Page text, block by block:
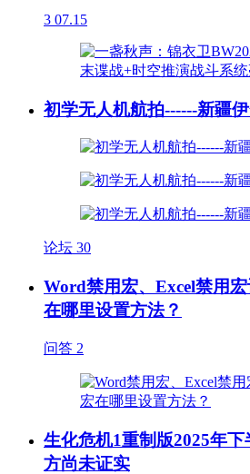
3 07.15
初学无人机航拍------新疆
论坛 30
Word禁用宏、Excel禁用
在哪里设置方法？
问答 2
生化危机1重制版2025年
方尚未证实